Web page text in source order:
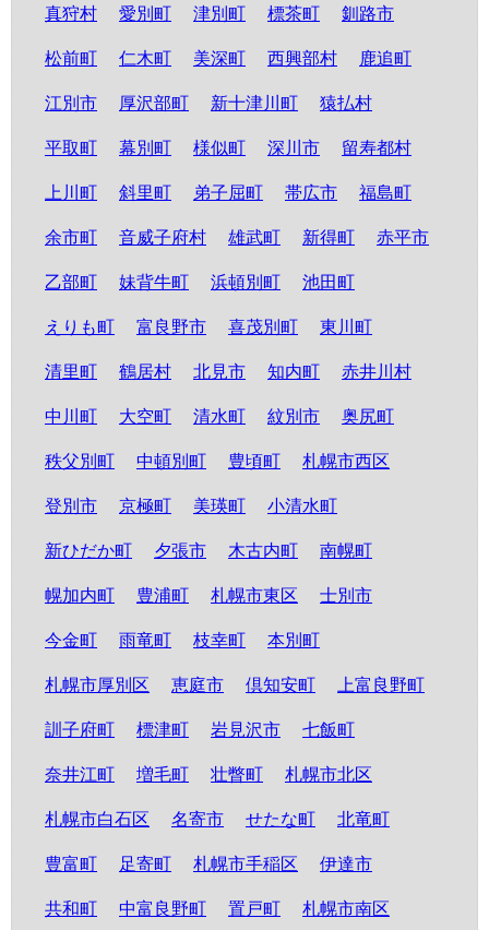
真狩村 愛別町 津別町 標茶町 釧路市
松前町 仁木町 美深町 西興部村 鹿追町
江別市 厚沢部町 新十津川町 猿払村
平取町 幕別町 様似町 深川市 留寿都村
上川町 斜里町 弟子屈町 帯広市 福島町
余市町 音威子府村 雄武町 新得町 赤平市
乙部町 妹背牛町 浜頓別町 池田町
えりも町 富良野市 喜茂別町 東川町
清里町 鶴居村 北見市 知内町 赤井川村
中川町 大空町 清水町 紋別市 奥尻町
秩父別町 中頓別町 豊頃町 札幌市西区
登別市 京極町 美瑛町 小清水町
新ひだか町 夕張市 木古内町 南幌町
幌加内町 豊浦町 札幌市東区 士別市
今金町 雨竜町 枝幸町 本別町
札幌市厚別区 恵庭市 倶知安町 上富良野町
訓子府町 標津町 岩見沢市 七飯町
奈井江町 増毛町 壮瞥町 札幌市北区
札幌市白石区 名寄市 せたな町 北竜町
豊富町 足寄町 札幌市手稲区 伊達市
共和町 中富良野町 置戸町 札幌市南区